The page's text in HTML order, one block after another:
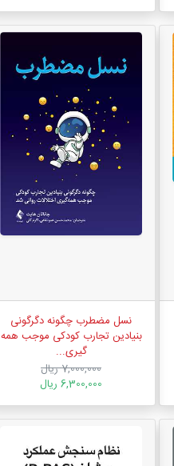
نسل مضطرب چگونه دگرگونی
بنیادین تجارب کودکی موجب همه
گیری...
7,000,000 ریال
6,300,000 ریال